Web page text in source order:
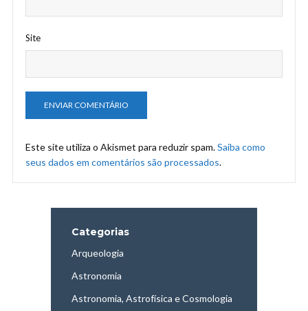
Site
Este site utiliza o Akismet para reduzir spam.Saiba como
seus dados em comentários são processados.
Categorias
Arqueologia
Astronomia
Astronomia, Astrofísica e Cosmologia